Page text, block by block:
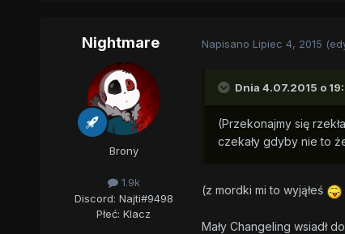
Nightmare
Brony
1.9k
Discord: Najti#9498
Płeć: Klacz
Napisano Lipiec 4, 2015
Dnia 4.07.2015 o
(Przekonajmy się
czekały gdyby nie to
(z mordki mi to wyjąłeś
Mały Changeling wsiadł